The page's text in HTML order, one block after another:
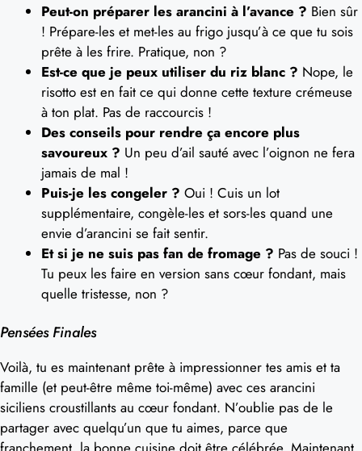
Peut-on préparer les arancini à l’avance ? Bien sûr
! Prépare-les et met-les au frigo jusqu’à ce que tu sois
prête à les frire. Pratique, non ?
Est-ce que je peux utiliser du riz blanc ? Nope, le
risotto est en fait ce qui donne cette texture crémeuse
à ton plat. Pas de raccourcis !
Des conseils pour rendre ça encore plus
savoureux ? Un peu d’ail sauté avec l’oignon ne fera
jamais de mal !
Puis-je les congeler ? Oui ! Cuis un lot
supplémentaire, congèle-les et sors-les quand une
envie d’arancini se fait sentir.
Et si je ne suis pas fan de fromage ? Pas de souci !
Tu peux les faire en version sans cœur fondant, mais
quelle tristesse, non ?
Pensées Finales
Voilà, tu es maintenant prête à impressionner tes amis et ta
famille (et peut-être même toi-même) avec ces arancini
siciliens croustillants au cœur fondant. N’oublie pas de le
partager avec quelqu’un que tu aimes, parce que